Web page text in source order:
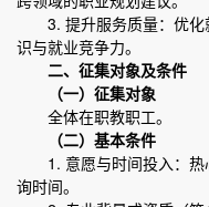
3. 提升服务质量：优
识与就业竞争力。
二、征集对象及条件
（一）征集对象
全体在职教职工。
（二）基本条件
1. 意愿与时间投入：
询时间。